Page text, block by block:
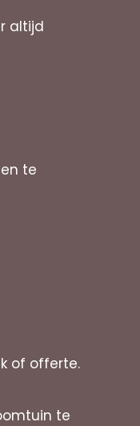
altijd
te
of offerte.
te